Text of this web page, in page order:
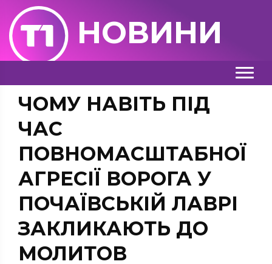
НОВИНИ
ЧОМУ НАВІТЬ ПІД
ЧАС
ПОВНОМАСШТАБНОЇ
АГРЕСІЇ ВОРОГА У
ПОЧАЇВСЬКІЙ ЛАВРІ
ЗАКЛИКАЮТЬ ДО
МОЛИТОВ